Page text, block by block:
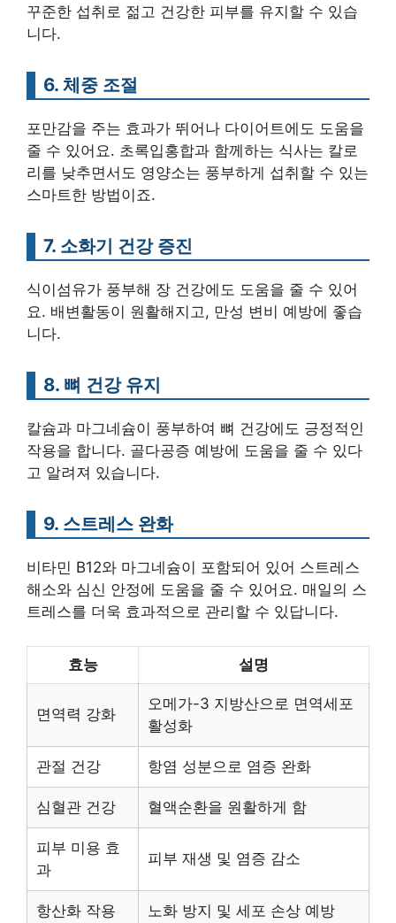
꾸준한 섭취로 젊고 건강한 피부를 유지할 수 있습
니다.
6. 체중 조절
포만감을 주는 효과가 뛰어나 다이어트에도 도움을
줄 수 있어요. 초록입홍합과 함께하는 식사는 칼로
리를 낮추면서도 영양소는 풍부하게 섭취할 수 있는
스마트한 방법이죠.
7. 소화기 건강 증진
식이섬유가 풍부해 장 건강에도 도움을 줄 수 있어
요. 배변활동이 원활해지고, 만성 변비 예방에 좋습
니다.
8. 뼈 건강 유지
칼슘과 마그네슘이 풍부하여 뼈 건강에도 긍정적인
작용을 합니다. 골다공증 예방에 도움을 줄 수 있다
고 알려져 있습니다.
9. 스트레스 완화
비타민 B12와 마그네슘이 포함되어 있어 스트레스
해소와 심신 안정에 도움을 줄 수 있어요. 매일의 스
트레스를 더욱 효과적으로 관리할 수 있답니다.
효능 설명
면역력 강화
오메가-3 지방산으로 면역세포
활성화
관절 건강 항염 성분으로 염증 완화
심혈관 건강 혈액순환을 원활하게 함
피부 미용 효
과
피부 재생 및 염증 감소
항산화 작용 노화 방지 및 세포 손상 예방